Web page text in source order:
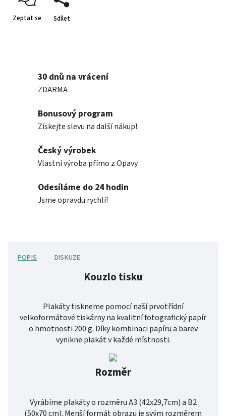
Zeptat se Sdílet
30 dnů na vrácení
ZDARMA
Bonusový program
Získejte slevu na další nákup!
Český výrobek
Vlastní výroba přímo z Opavy
Odesíláme do 24 hodin
Jsme opravdu rychlí!
POPIS DISKUZE
Kouzlo tisku
Plakáty tiskneme pomocí naší prvotřídní
velkoformátové tiskárny na kvalitní fotografický papír
o hmotnosti 200 g. Díky kombinaci papíru a barev
vynikne plakát v každé místnosti.
Rozměr
Vyrábíme plakáty o rozměru A3 (42x29,7cm) a B2
(50x70 cm). Menší formát obrazu je svým rozměrem